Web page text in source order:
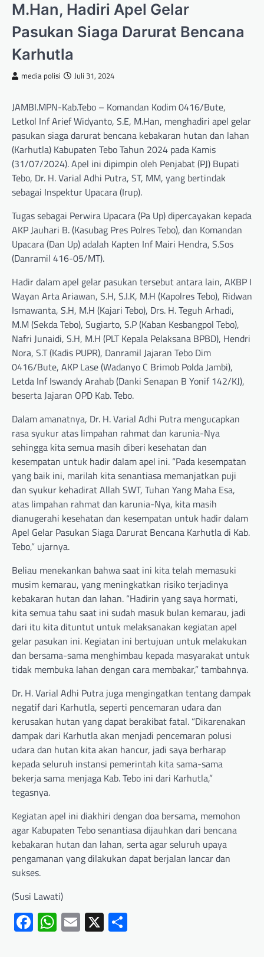
M.Han, Hadiri Apel Gelar
Pasukan Siaga Darurat Bencana
Karhutla
media polisi Juli 31, 2024
JAMBI.MPN-Kab.Tebo – Komandan Kodim 0416/Bute,
Letkol Inf Arief Widyanto, S.E, M.Han, menghadiri apel gelar
pasukan siaga darurat bencana kebakaran hutan dan lahan
(Karhutla) Kabupaten Tebo Tahun 2024 pada Kamis
(31/07/2024). Apel ini dipimpin oleh Penjabat (PJ) Bupati
Tebo, Dr. H. Varial Adhi Putra, ST, MM, yang bertindak
sebagai Inspektur Upacara (Irup).
Tugas sebagai Perwira Upacara (Pa Up) dipercayakan kepada
AKP Jauhari B. (Kasubag Pres Polres Tebo), dan Komandan
Upacara (Dan Up) adalah Kapten Inf Mairi Hendra, S.Sos
(Danramil 416-05/MT).
Hadir dalam apel gelar pasukan tersebut antara lain, AKBP I
Wayan Arta Ariawan, S.H, S.I.K, M.H (Kapolres Tebo), Ridwan
Ismawanta, S.H, M.H (Kajari Tebo), Drs. H. Teguh Arhadi,
M.M (Sekda Tebo), Sugiarto, S.P (Kaban Kesbangpol Tebo),
Nafri Junaidi, S.H, M.H (PLT Kepala Pelaksana BPBD), Hendri
Nora, S.T (Kadis PUPR), Danramil Jajaran Tebo Dim
0416/Bute, AKP Lase (Wadanyo C Brimob Polda Jambi),
Letda Inf Iswandy Arahab (Danki Senapan B Yonif 142/KJ),
beserta Jajaran OPD Kab. Tebo.
Dalam amanatnya, Dr. H. Varial Adhi Putra mengucapkan
rasa syukur atas limpahan rahmat dan karunia-Nya
sehingga kita semua masih diberi kesehatan dan
kesempatan untuk hadir dalam apel ini. “Pada kesempatan
yang baik ini, marilah kita senantiasa memanjatkan puji
dan syukur kehadirat Allah SWT, Tuhan Yang Maha Esa,
atas limpahan rahmat dan karunia-Nya, kita masih
dianugerahi kesehatan dan kesempatan untuk hadir dalam
Apel Gelar Pasukan Siaga Darurat Bencana Karhutla di Kab.
Tebo,” ujarnya.
Beliau menekankan bahwa saat ini kita telah memasuki
musim kemarau, yang meningkatkan risiko terjadinya
kebakaran hutan dan lahan. “Hadirin yang saya hormati,
kita semua tahu saat ini sudah masuk bulan kemarau, jadi
dari itu kita dituntut untuk melaksanakan kegiatan apel
gelar pasukan ini. Kegiatan ini bertujuan untuk melakukan
dan bersama-sama menghimbau kepada masyarakat untuk
tidak membuka lahan dengan cara membakar,” tambahnya.
Dr. H. Varial Adhi Putra juga mengingatkan tentang dampak
negatif dari Karhutla, seperti pencemaran udara dan
kerusakan hutan yang dapat berakibat fatal. “Dikarenakan
dampak dari Karhutla akan menjadi pencemaran polusi
udara dan hutan kita akan hancur, jadi saya berharap
kepada seluruh instansi pemerintah kita sama-sama
bekerja sama menjaga Kab. Tebo ini dari Karhutla,”
tegasnya.
Kegiatan apel ini diakhiri dengan doa bersama, memohon
agar Kabupaten Tebo senantiasa dijauhkan dari bencana
kebakaran hutan dan lahan, serta agar seluruh upaya
pengamanan yang dilakukan dapat berjalan lancar dan
sukses.
(Susi Lawati)
Facebook
WhatsApp
Email
X